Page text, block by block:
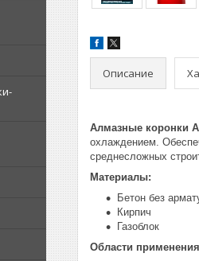
Описание
Алмазные коронки
охлаждением.
среднесложных
Материалы:
Бетон без
Кирпич
Газоблок
Области